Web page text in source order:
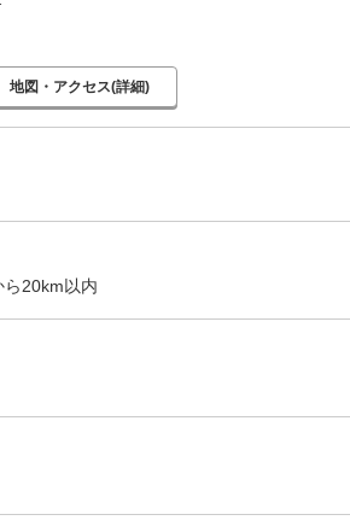
地図・アクセス(詳細)
ら20km以内